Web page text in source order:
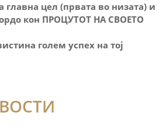
главна цел (првата во низата) и
кон ПРОЦУТОТ НА СВОЕТО
голем успех на тој